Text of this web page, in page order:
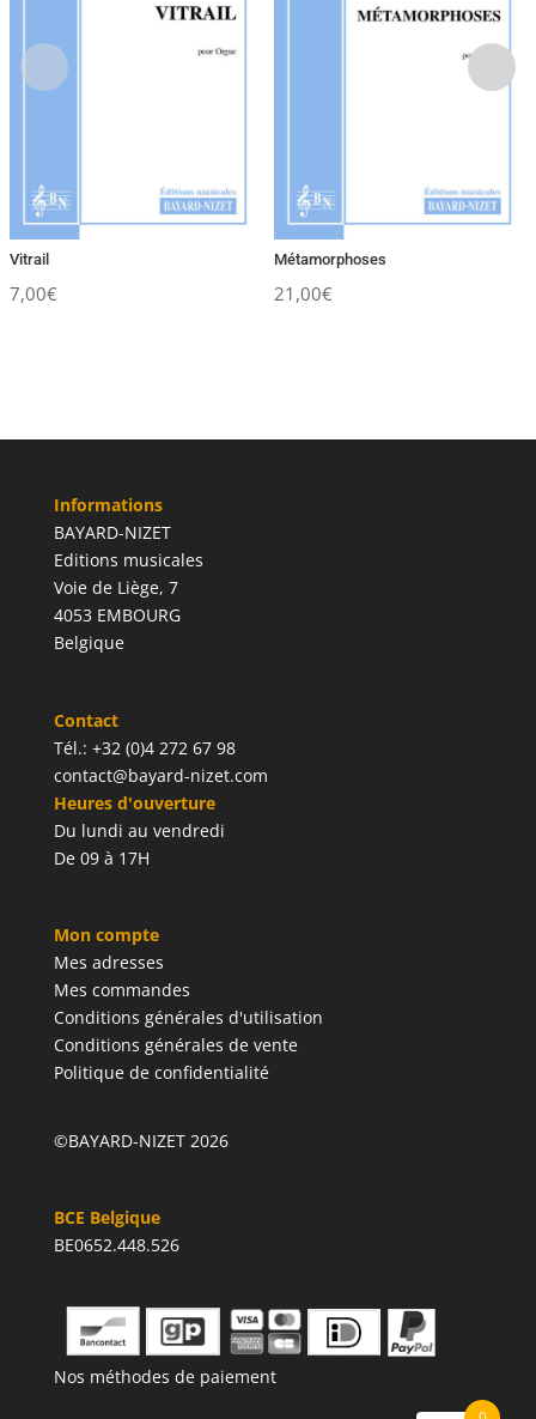
Vitrail
7,00€
Métamorphoses
21,00€
Informations
BAYARD-NIZET
Editions musicales
Voie de Liège, 7
4053 EMBOURG
Belgique
Contact
Tél.: +32 (0)4 272 67 98
contact@bayard-nizet.com
Heures d'ouverture
Du lundi au vendredi
De 09 à 17H
Mon compte
Mes adresses
Mes commandes
Conditions générales d'utilisation
Conditions générales de vente
Politique de confidentialité
©BAYARD-NIZET 2026
BCE Belgique
BE0652.448.526
Nos méthodes de paiement